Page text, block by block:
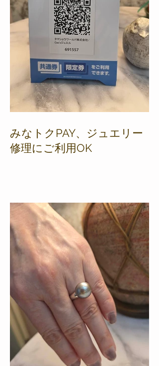
みなトクPAY、ジュエリー
修理にご利用OK